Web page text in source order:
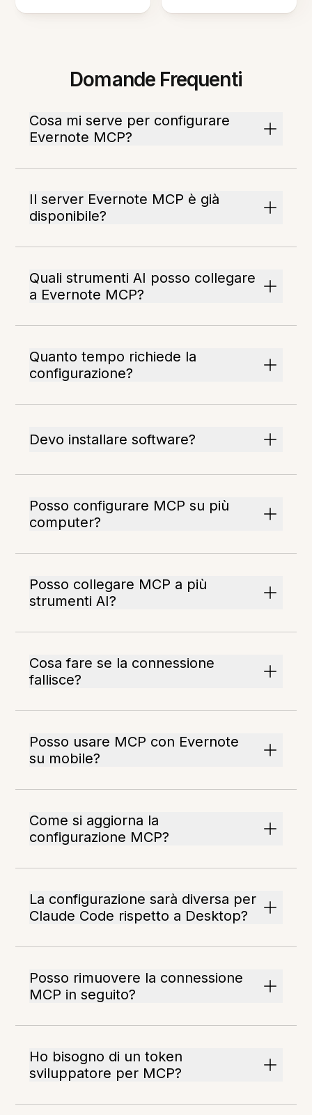
Domande Frequenti
Cosa mi serve per configurare
Evernote MCP?
Il server Evernote MCP è già
disponibile?
Quali strumenti AI posso collegare
a Evernote MCP?
Quanto tempo richiede la
configurazione?
Devo installare software?
Posso configurare MCP su più
computer?
Posso collegare MCP a più
strumenti AI?
Cosa fare se la connessione
fallisce?
Posso usare MCP con Evernote
su mobile?
Come si aggiorna la
configurazione MCP?
La configurazione sarà diversa per
Claude Code rispetto a Desktop?
Posso rimuovere la connessione
MCP in seguito?
Ho bisogno di un token
sviluppatore per MCP?